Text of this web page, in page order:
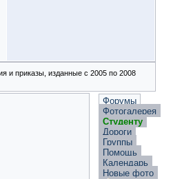
и приказы, изданные с 2005 по 2008
Форумы
Фотогалерея
Студенту
Дороги
Группы
Помощь
Календарь
Новые фото